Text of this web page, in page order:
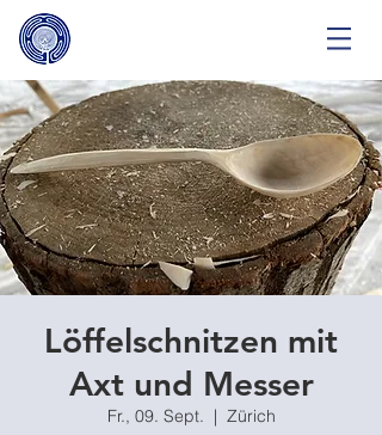
Löffelschnitzen mit
Axt und Messer
Fr., 09. Sept.
  |
Zürich